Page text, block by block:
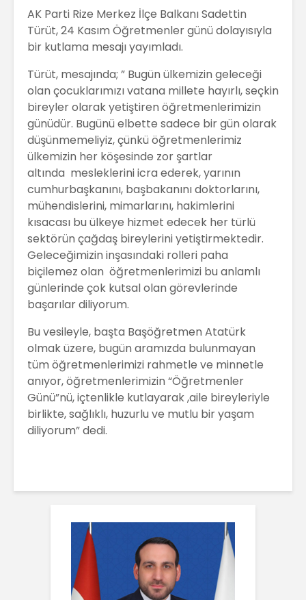
c
e
b
o
o
k
itt
er
a
ts
A
p
p
AK Parti Rize Merkez İlçe Balkanı Sadettin
Türüt, 24 Kasım Öğretmenler günü dolayısıyla
bir kutlama mesajı yayımladı.
Türüt, mesajında; ” Bugün ülkemizin geleceği
olan çocuklarımızı vatana millete hayırlı, seçkin
bireyler olarak yetiştiren öğretmenlerimizin
günüdür. Bugünü elbette sadece bir gün olarak
düşünmemeliyiz, çünkü öğretmenlerimiz
ülkemizin her köşesinde zor şartlar
altında mesleklerini icra ederek, yarının
cumhurbaşkanını, başbakanını doktorlarını,
mühendislerini, mimarlarını, hakimlerini
kısacası bu ülkeye hizmet edecek her türlü
sektörün çağdaş bireylerini yetiştirmektedir.
Geleceğimizin inşasındaki rolleri paha
biçilemez olan öğretmenlerimizi bu anlamlı
günlerinde çok kutsal olan görevlerinde
başarılar diliyorum.
Bu vesileyle, başta Başöğretmen Atatürk
olmak üzere, bugün aramızda bulunmayan
tüm öğretmenlerimizi rahmetle ve minnetle
anıyor, öğretmenlerimizin “Öğretmenler
Günü”nü, içtenlikle kutlayarak ,aile bireyleriyle
birlikte, sağlıklı, huzurlu ve mutlu bir yaşam
diliyorum” dedi.